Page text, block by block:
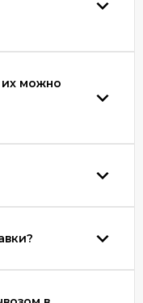
их можно